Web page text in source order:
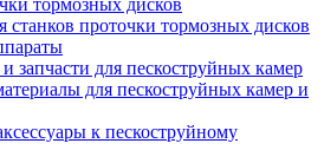
тормозных дисков
станков проточки тормозных дисков
запчасти для пескоструйных камер
для пескоструйных камер и
к пескоструйному